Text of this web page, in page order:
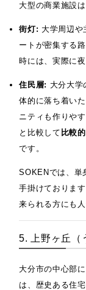
大型の商業施設
街灯: 大学周辺や
ートが密集する
時には、実際に
住民層: 大分大学
体的に落ち着い
ニティも作りや
と比較して 比較
です。
SOKENでは、単
手掛けておりま
来られる方にも
5. 上野ヶ丘（
大分市の中心部
は、歴史ある住